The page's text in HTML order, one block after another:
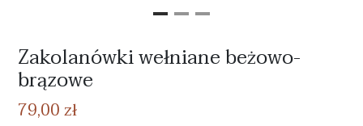
Zakolanówki wełniane beżowo-
brązowe
79,00 zł